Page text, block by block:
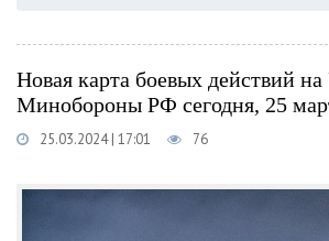
Новая карта боевых действий
Минобороны РФ сегодня, 25
25.03.2024 | 17:01 76